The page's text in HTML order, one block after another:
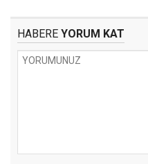
HABERE YORUM KAT